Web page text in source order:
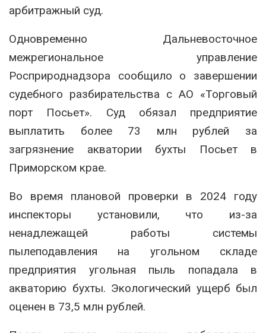
арбитражный суд.
Одновременно Дальневосточное
межрегиональное управление
Росприроднадзора сообщило о завершении
судебного разбирательства с АО «Торговый
порт Посьет». Суд обязал предприятие
выплатить более 73 млн рублей за
загрязнение акватории бухты Посьет в
Приморском крае.
Во время плановой проверки в 2024 году
инспекторы установили, что из-за
ненадлежащей работы системы
пылеподавления на угольном складе
предприятия угольная пыль попадала в
акваторию бухты. Экологический ущерб был
оценен в 73,5 млн рублей.